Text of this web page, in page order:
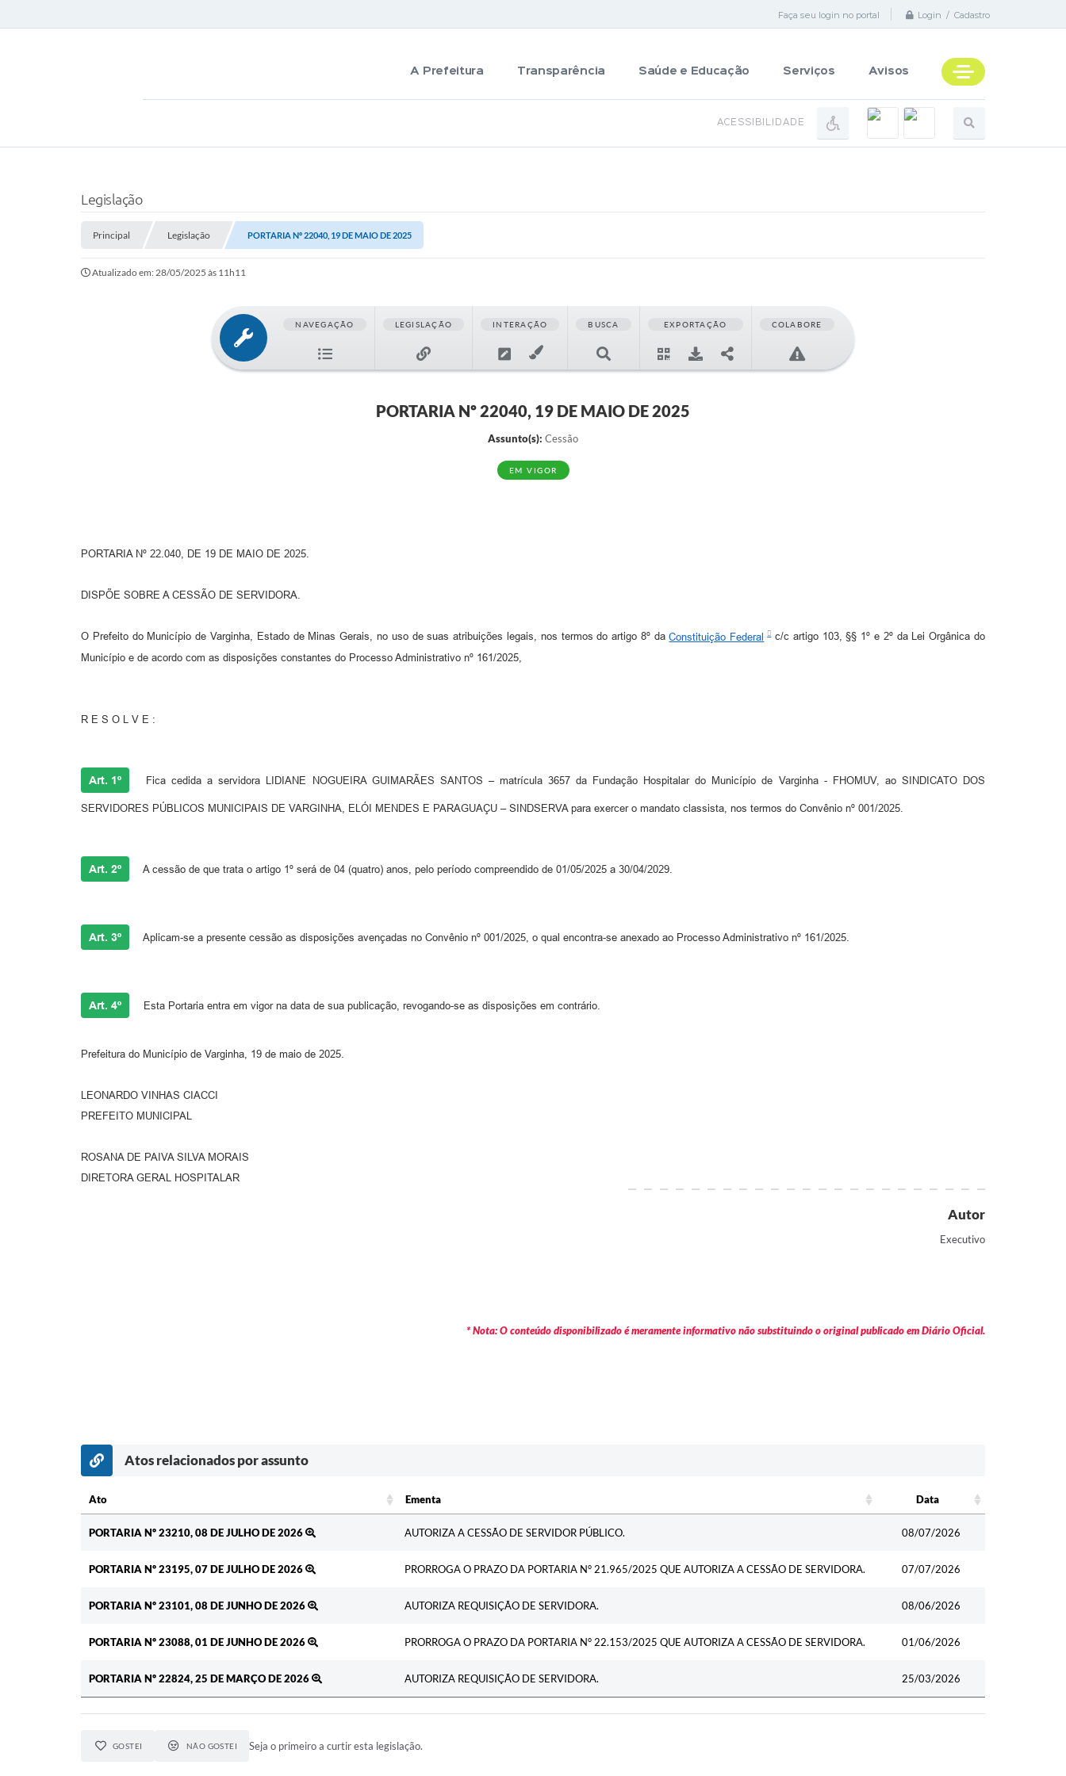
Faça seu login no portal Login / Cadastro
A Prefeitura Transparência Saúde e Educação Serviços Avisos
ACESSIBILIDADE
Legislação
Principal Legislação PORTARIA Nº 22040, 19 DE MAIO DE 2025
Atualizado em: 28/05/2025 às 11h11
NAVEGAÇÃO LEGISLAÇÃO INTERAÇÃO BUSCA EXPORTAÇÃO COLABORE
PORTARIA Nº 22040, 19 DE MAIO DE 2025
Assunto(s): Cessão
EM VIGOR
PORTARIA Nº 22.040, DE 19 DE MAIO DE 2025.
DISPÕE SOBRE A CESSÃO DE SERVIDORA.
O Prefeito do Município de Varginha, Estado de Minas Gerais, no uso de suas atribuições legais, nos termos do artigo 8º daConstituição Federal
c/c artigo 103, §§ 1º e 2º da Lei Orgânica do
Município e de acordo com as disposições constantes do Processo Administrativo nº 161/2025,
R E S O L V E :
Art. 1º Fica cedida a servidora LIDIANE NOGUEIRA GUIMARÃES SANTOS – matrícula 3657 da Fundação Hospitalar do Município de Varginha - FHOMUV, ao SINDICATO DOS
SERVIDORES PÚBLICOS MUNICIPAIS DE VARGINHA, ELÓI MENDES E PARAGUAÇU – SINDSERVA para exercer o mandato classista, nos termos do Convênio nº 001/2025.
Art. 2º A cessão de que trata o artigo 1º será de 04 (quatro) anos, pelo período compreendido de 01/05/2025 a 30/04/2029.
Art. 3º Aplicam-se a presente cessão as disposições avençadas no Convênio nº 001/2025, o qual encontra-se anexado ao Processo Administrativo nº 161/2025.
Art. 4º Esta Portaria entra em vigor na data de sua publicação, revogando-se as disposições em contrário.
Prefeitura do Município de Varginha, 19 de maio de 2025.
LEONARDO VINHAS CIACCI
PREFEITO MUNICIPAL
ROSANA DE PAIVA SILVA MORAIS
DIRETORA GERAL HOSPITALAR
Autor
Executivo
* Nota: O conteúdo disponibilizado é meramente informativo não substituindo o original publicado em Diário Oficial.
Atos relacionados por assunto
Ato Ementa
Data
PORTARIA Nº 23210, 08 DE JULHO DE 2026
AUTORIZA A CESSÃO DE SERVIDOR PÚBLICO. 08/07/2026
PORTARIA Nº 23195, 07 DE JULHO DE 2026 PRORROGA O PRAZO DA PORTARIA N° 21.965/2025 QUE AUTORIZA A CESSÃO DE SERVIDORA. 07/07/2026
PORTARIA Nº 23101, 08 DE JUNHO DE 2026 AUTORIZA REQUISIÇÃO DE SERVIDORA. 08/06/2026
PORTARIA Nº 23088, 01 DE JUNHO DE 2026 PRORROGA O PRAZO DA PORTARIA N° 22.153/2025 QUE AUTORIZA A CESSÃO DE SERVIDORA. 01/06/2026
PORTARIA Nº 22824, 25 DE MARÇO DE 2026 AUTORIZA REQUISIÇÃO DE SERVIDORA. 25/03/2026
GOSTEI NÃO GOSTEI Seja o primeiro a curtir esta legislação.